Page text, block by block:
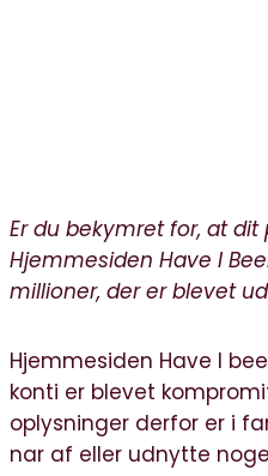
Er du bekymret for, at
HjemmesidenHave I
millioner, der er blevet
Hjemmesiden Have I
konti er blevet
oplysninger derfor er i
nar af eller udnytte